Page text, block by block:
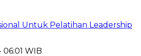
Untuk Pelatihan Leadership
06:01 WIB